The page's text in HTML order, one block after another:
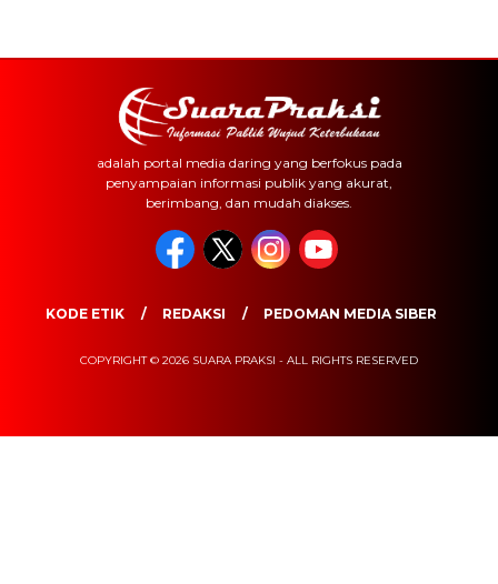
adalah portal media daring yang berfokus pada
penyampaian informasi publik yang akurat,
berimbang, dan mudah diakses.
KODE ETIK REDAKSI PEDOMAN MEDIA SIBER
COPYRIGHT © 2026 SUARA PRAKSI - ALL RIGHTS RESERVED